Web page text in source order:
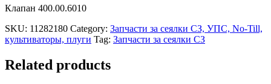
Клапан 400.00.6010
SKU: 11282180 Category: Запчасти за сеялки СЗ, УПС, No-Till,
культиваторы, плуги Tag: Запчасти за сеялки СЗ
Related products